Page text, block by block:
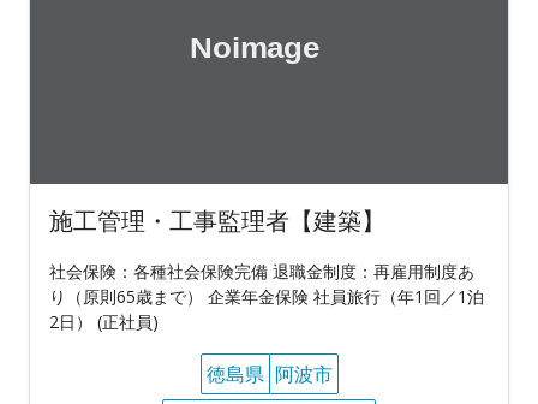
施工管理・工事監理者【建築】
社会保険：各種社会保険完備 退職金制度：再雇用制度あ
り（原則65歳まで） 企業年金保険 社員旅行（年1回／1泊
2日） (正社員)
徳島県 阿波市